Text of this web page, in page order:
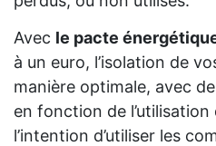
Avec le pacte
à un euro, l’isolation de
manière optimale, avec
en fonction de l’utilisation
l’intention d’utiliser les